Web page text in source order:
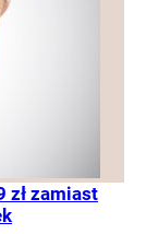
zł zamiast